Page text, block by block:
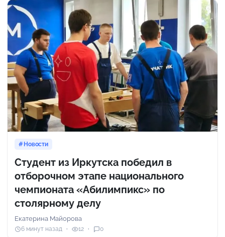
Новости
Студент из Иркутска победил в
отборочном этапе национального
чемпионата «Абилимпикс» по
столярному делу
Екатерина Майорова
6 минут назад 12 0